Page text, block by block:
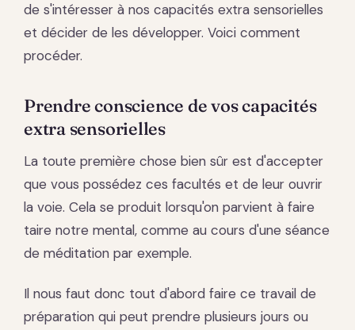
de s'intéresser à nos capacités extra sensorielles
et décider de les développer. Voici comment
procéder.
Prendre conscience de vos capacités
extra sensorielles
La toute première chose bien sûr est d'accepter
que vous possédez ces facultés et de leur ouvrir
la voie. Cela se produit lorsqu'on parvient à faire
taire notre mental, comme au cours d'une séance
de méditation par exemple.
Il nous faut donc tout d'abord faire ce travail de
préparation qui peut prendre plusieurs jours ou